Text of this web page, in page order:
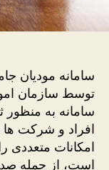
سامانه مودیان
توسط سازمان
سامانه به
افراد و شرکت ‌ها
امکانات متعددی
است، از جمله